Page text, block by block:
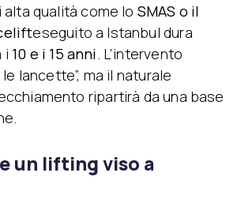
qualità come lo SMAS o il
eseguito a Istanbul dura
i 10 e i 15 anni. L’intervento
lancette”, ma il naturale
ripartirà da una base
un lifting viso a